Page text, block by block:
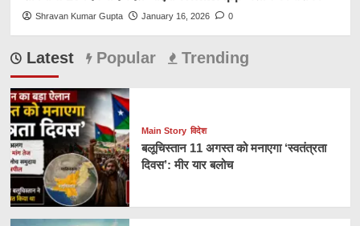
Shravan Kumar Gupta January 16, 2026 0
Latest Popular Trending
Main Story विदेश
बलूचिस्तान 11 अगस्त को मनाएगा ‘स्वतंत्रता
दिवस’: मीर यार बलोच